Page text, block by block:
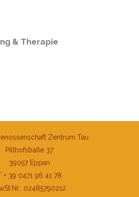
& Therapie
Zentrum Tau
Pillhofstraße 37
39057 Eppan
+ 39 0471 96 41 78
02485790212